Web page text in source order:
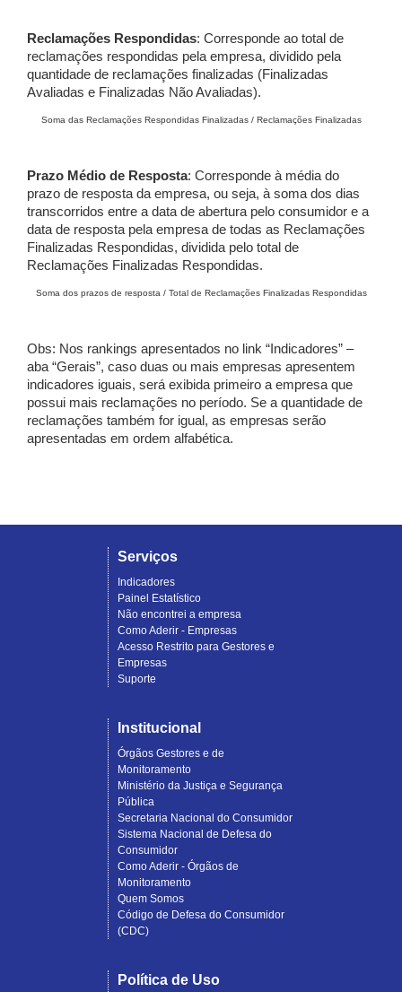
Reclamações Respondidas: Corresponde ao total de
reclamações respondidas pela empresa, dividido pela
quantidade de reclamações finalizadas (Finalizadas
Avaliadas e Finalizadas Não Avaliadas).
Soma das Reclamações Respondidas Finalizadas / Reclamações Finalizadas
Prazo Médio de Resposta: Corresponde à média do
prazo de resposta da empresa, ou seja, à soma dos dias
transcorridos entre a data de abertura pelo consumidor e a
data de resposta pela empresa de todas as Reclamações
Finalizadas Respondidas, dividida pelo total de
Reclamações Finalizadas Respondidas.
Soma dos prazos de resposta / Total de Reclamações Finalizadas Respondidas
Obs: Nos rankings apresentados no link “Indicadores” –
aba “Gerais”, caso duas ou mais empresas apresentem
indicadores iguais, será exibida primeiro a empresa que
possui mais reclamações no período. Se a quantidade de
reclamações também for igual, as empresas serão
apresentadas em ordem alfabética.
Serviços
Indicadores
Painel Estatístico
Não encontrei a empresa
Como Aderir - Empresas
Acesso Restrito para Gestores e
Empresas
Suporte
Institucional
Órgãos Gestores e de
Monitoramento
Ministério da Justiça e Segurança
Pública
Secretaria Nacional do Consumidor
Sistema Nacional de Defesa do
Consumidor
Como Aderir - Órgãos de
Monitoramento
Quem Somos
Código de Defesa do Consumidor
(CDC)
Política de Uso